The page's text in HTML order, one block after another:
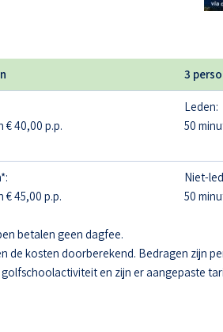
3
€ 40,00 p.p.
Leden:
50
€ 45,00 p.p.
Niet-
50
betalen geen dagfee.
de kosten doorberekend. Bedragen zijn
en zijn er aangepaste